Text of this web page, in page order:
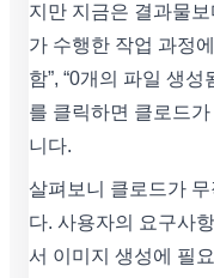
지만 지금은 결과물
가 수행한 작업 과정
함”, “0개의 파일 생
를 클릭하면 클로드
니다.
살펴보니 클로드가
다. 사용자의 요구사
서 이미지 생성에 필